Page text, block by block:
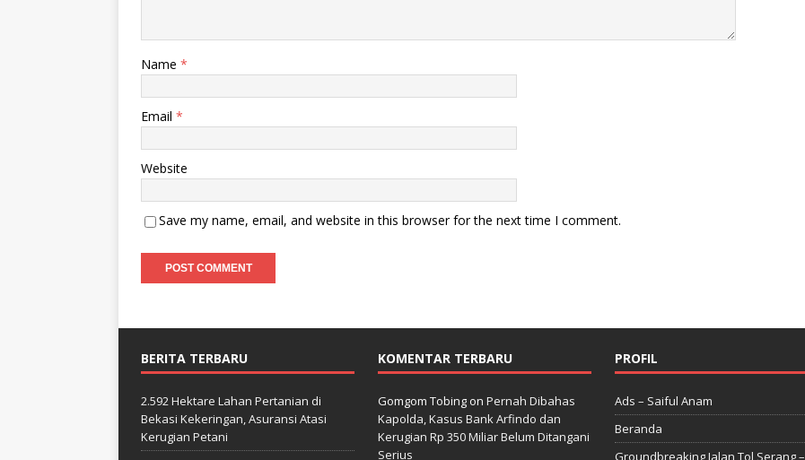
Name *
Email *
Website
Save my name, email, and website in this browser for the next time I comment.
BERITA TERBARU
2.592 Hektare Lahan Pertanian di
Bekasi Kekeringan, Asuransi Atasi
Kerugian Petani
KOMENTAR TERBARU
Gomgom Tobingon Pernah Dibahas
Kapolda, Kasus Bank Arfindo dan
Kerugian Rp 350 Miliar Belum Ditangani
Serius
PROFIL
Ads – Saiful Anam
Beranda